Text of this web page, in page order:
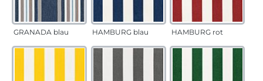
GRANADA blau HAMBURG blau HAMBURG rot